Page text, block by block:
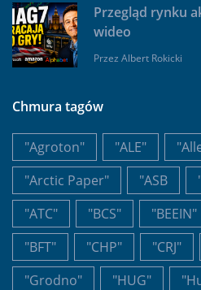
Przegląd rynku
wideo
Przez Albert Rokicki
Chmura tagów
"Agroton" "ALE"
"Arctic Paper"
"ASB
"ATC"
"BCS" "BEEIN"
"BFT"
"CHP" "CRJ"
"Grodno"
"HUG"